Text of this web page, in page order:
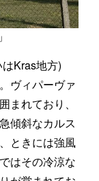
Kras地方)
ヴィパーヴァ
まれており、
傾斜なカルス
ときには強風
はその冷涼な